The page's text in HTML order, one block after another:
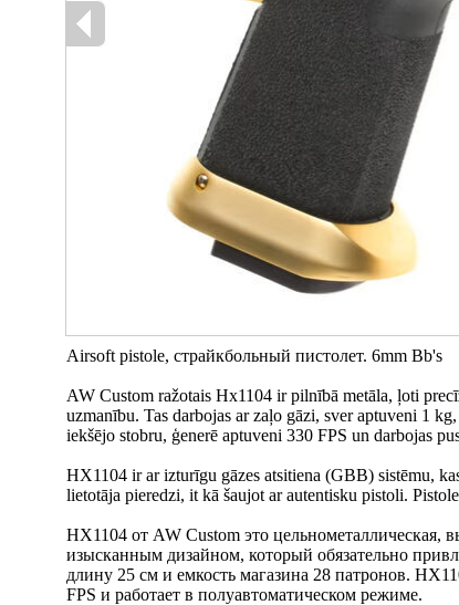
Airsoft pistole, cтрайкбольный пистолет. 6mm Bb's
AW Custom ražotais Hx1104 ir pilnībā metāla, ļoti
uzmanību. Tas darbojas ar zaļo gāzi, sver aptuveni 1
iekšējo stobru, ģenerē aptuveni 330 FPS un darbojas
HX1104 ir ar izturīgu gāzes atsitiena (GBB) sistēmu,
lietotāja pieredzi, it kā šaujot ar autentisku pistoli.
HX1104 от AW Custom это цельнометаллическая,
изысканным дизайном, который обязательно
длину 25 см и емкость магазина 28 патронов.
FPS и работает в полуавтоматическом режиме.